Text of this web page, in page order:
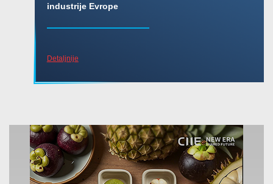
industrije Evrope
Detaljnije